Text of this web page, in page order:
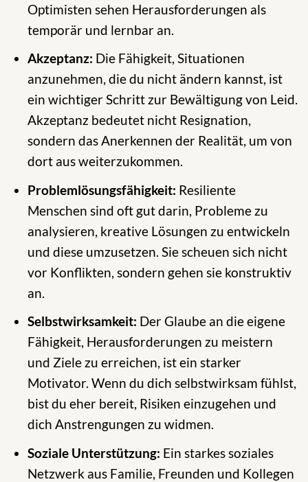
Optimisten sehen Herausforderungen als
temporär und lernbar an.
Akzeptanz: Die Fähigkeit, Situationen
anzunehmen, die du nicht ändern kannst, ist
ein wichtiger Schritt zur Bewältigung von Leid.
Akzeptanz bedeutet nicht Resignation,
sondern das Anerkennen der Realität, um von
dort aus weiterzukommen.
Problemlösungsfähigkeit: Resiliente
Menschen sind oft gut darin, Probleme zu
analysieren, kreative Lösungen zu entwickeln
und diese umzusetzen. Sie scheuen sich nicht
vor Konflikten, sondern gehen sie konstruktiv
an.
Selbstwirksamkeit: Der Glaube an die eigene
Fähigkeit, Herausforderungen zu meistern
und Ziele zu erreichen, ist ein starker
Motivator. Wenn du dich selbstwirksam fühlst,
bist du eher bereit, Risiken einzugehen und
dich Anstrengungen zu widmen.
Soziale Unterstützung: Ein starkes soziales
Netzwerk aus Familie, Freunden und Kollegen